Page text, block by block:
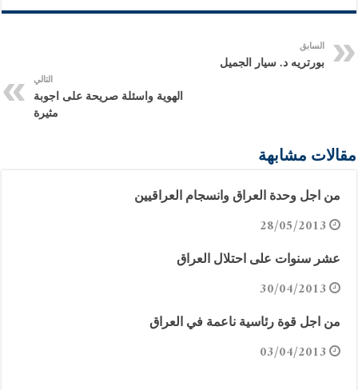
السابق
بورتريه د. سيار الجميل
التالي
الهوية واسئلة صريحة على اجوبة
مثيرة
مقالات مشابهة
من اجل وحدة العراق وانسجام العراقيين
28/05/2013
عشر سنوات على احتلال العراق
30/04/2013
من اجل قوة رئاسية ناعمة في العراق
03/04/2013